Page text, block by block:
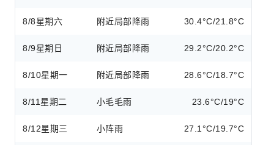
8/8星期六 附近局部降雨 30.4°C/21.8°C
8/9星期日 附近局部降雨 29.2°C/20.2°C
8/10星期一 附近局部降雨 28.6°C/18.7°C
8/11 星期二 小毛毛雨 23.6°C/19°C
8/12星期三 小阵雨 27.1°C/19.7°C